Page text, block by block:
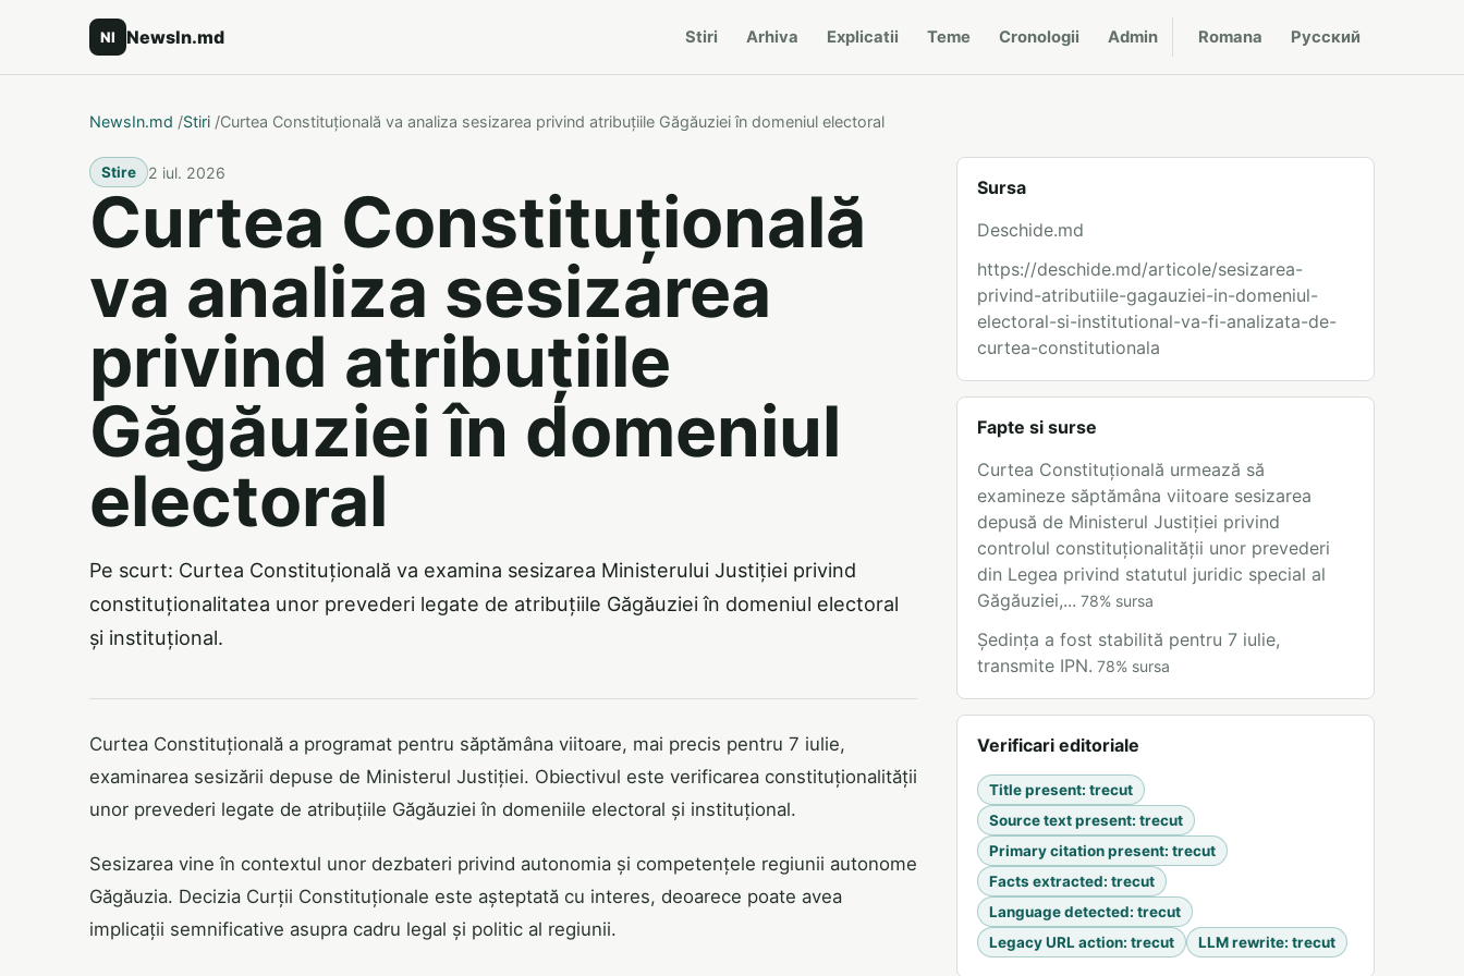
NI NewsIn.md Stiri Arhiva Explicatii Teme Cronologii Admin Romana Русский
NewsIn.md /Stiri /Curtea Constituțională va analiza sesizarea privind atribuțiile Găgăuziei în domeniul electoral
Stire 2 iul. 2026
Curtea Constituțională
va analiza sesizarea
privind atribuțiile
Găgăuziei în domeniul
electoral
Pe scurt: Curtea Constituțională va examina sesizarea Ministerului Justiției privind
constituționalitatea unor prevederi legate de atribuțiile Găgăuziei în domeniul electoral
și instituțional.
Curtea Constituțională a programat pentru săptămâna viitoare, mai precis pentru 7 iulie,
examinarea sesizării depuse de Ministerul Justiției. Obiectivul este verificarea constituționalității
unor prevederi legate de atribuțiile Găgăuziei în domeniile electoral și instituțional.
Sesizarea vine în contextul unor dezbateri privind autonomia și competențele regiunii autonome
Găgăuzia. Decizia Curții Constituționale este așteptată cu interes, deoarece poate avea
implicații semnificative asupra cadru legal și politic al regiunii.
Sursa
Deschide.md
https://deschide.md/articole/sesizarea-
privind-atributiile-gagauziei-in-domeniul-
electoral-si-institutional-va-fi-analizata-de-
curtea-constitutionala
Fapte si surse
Curtea Constituțională urmează să
examineze săptămâna viitoare sesizarea
depusă de Ministerul Justiției privind
controlul constituționalității unor prevederi
din Legea privind statutul juridic special al
Găgăuziei,... 78% sursa
Ședința a fost stabilită pentru 7 iulie,
transmite IPN. 78% sursa
Verificari editoriale
Title present: trecut
Source text present: trecut
Primary citation present: trecut
Facts extracted: trecut
Language detected: trecut
Legacy URL action: trecut LLM rewrite: trecut